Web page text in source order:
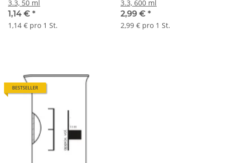
3.3, 50 ml
1,14 € *
1,14 € pro 1 St.
3.3, 600 ml
2,99 € *
2,99 € pro 1 St.
BESTSELLER